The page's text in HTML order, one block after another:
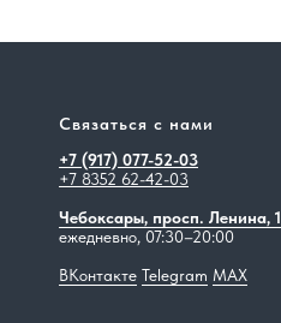
Связаться с нами
+7 (917) 077-52-03
+7 8352 62-42-03
Чебоксары, просп. Ленина, 1
ежедневно, 07:30–20:00
ВКонтакте Telegram MAX